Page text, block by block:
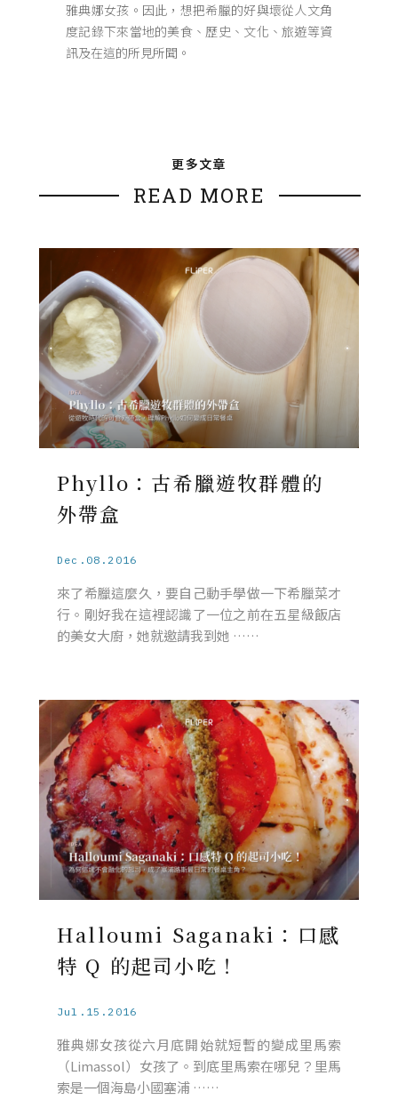
雅典娜女孩。因此，想把希臘的好與壞從人文角
度記錄下來當地的美食、歷史、文化、旅遊等資
訊及在這的所見所聞。
更多文章
READ MORE
Phyllo：古希臘遊牧群體的
外帶盒
Dec.08.2016
來了希臘這麼久，要自己動手學做一下希臘菜才
行。剛好我在這裡認識了一位之前在五星級飯店
的美女大廚，她就邀請我到她 ……
Halloumi Saganaki：口感
特 Q 的起司小吃！
Jul.15.2016
雅典娜女孩從六月底開始就短暫的變成里馬索
（Limassol）女孩了。到底里馬索在哪兒？里馬
索是一個海島小國塞浦 ……